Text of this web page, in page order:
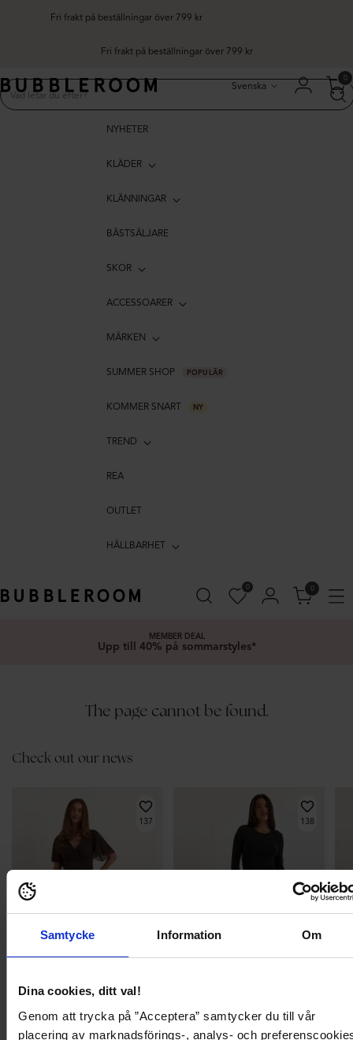
Samtycke Information Om
Dina cookies, ditt val!
Genom att trycka på ”Acceptera” samtycker du till vår
placering av marknadsförings-, analys- och
Fri frakt på beställningar över 799 kr
Fri frakt på beställningar över 799 kr
Svenska
0
NYHETER
KLÄDER
KLÄNNINGAR
BÄSTSÄLJARE
SKOR
ACCESSOARER
MÄRKEN
SUMMER SHOP POPULÄR
KOMMER SNART NY
TREND
REA
OUTLET
HÅLLBARHET
0 0
MEMBER DEAL
Upp till 40% på sommarstyles*
The page cannot be found.
Check out our news
137
699,95 kr
138
399,95 kr